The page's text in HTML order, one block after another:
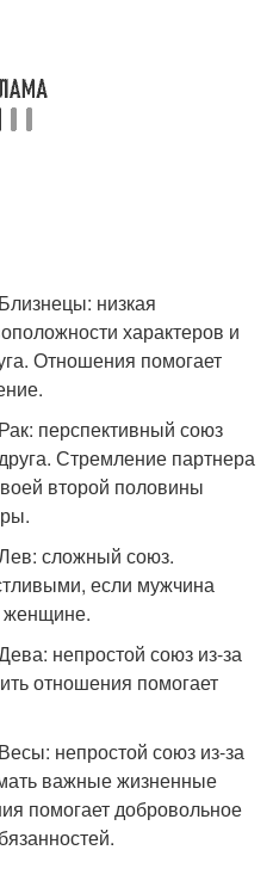
низкая
характеров и
Отношения помогает
перспективный союз
Стремление партнера
второй половины
сложный союз.
если мужчина
женщине.
непростой союз из-за
отношения помогает
непростой союз из-за
важные жизненные
помогает добровольное